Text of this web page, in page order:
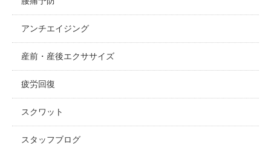
アンチエイジング
産前・産後エクササイズ
疲労回復
スクワット
スタッフブログ